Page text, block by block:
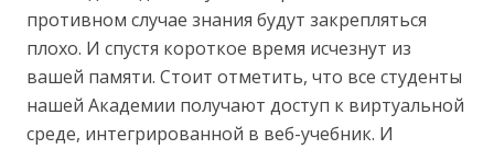
противном случае знания будут закрепляться
плохо. И спустя короткое время исчезнут из
вашей памяти. Стоит отметить, что все студенты
нашей Академии получают доступ к виртуальной
среде, интегрированной в веб-учебник. И